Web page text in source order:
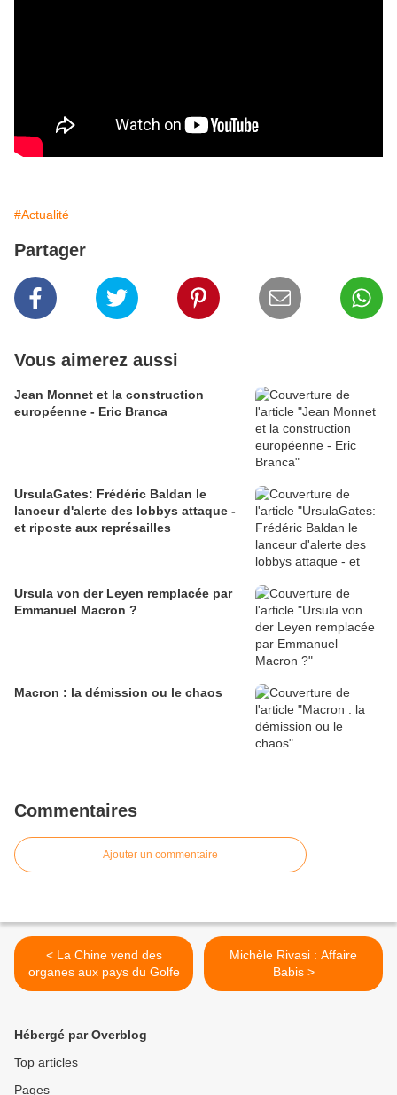
#Actualité
Partager
Vous aimerez aussi
Jean Monnet et la construction
européenne - Eric Branca
UrsulaGates: Frédéric Baldan le
lanceur d'alerte des lobbys attaque -
et riposte aux représailles
Ursula von der Leyen remplacée par
Emmanuel Macron ?
Macron : la démission ou le chaos
Commentaires
Ajouter un commentaire
< La Chine vend des
organes aux pays du Golfe
Michèle Rivasi : Affaire
Babis >
Hébergé par Overblog
Top articles
Pages